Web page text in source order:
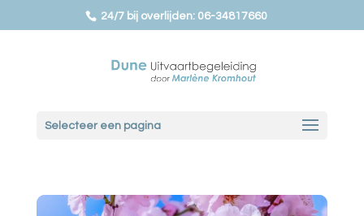
24/7 bij overlijden: 06-34817660
Selecteer een pagina